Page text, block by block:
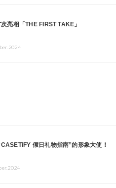
亮相「THE FIRST TAKE」
假日礼物指南”的形象大使！